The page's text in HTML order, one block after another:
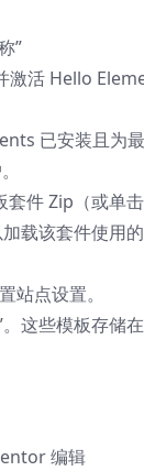
”
激活 Hello
已安装且为
件 Zip（或单击
加载该套件使
站点设置。
这些模板存储
编辑